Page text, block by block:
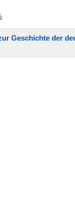
Geschichte der